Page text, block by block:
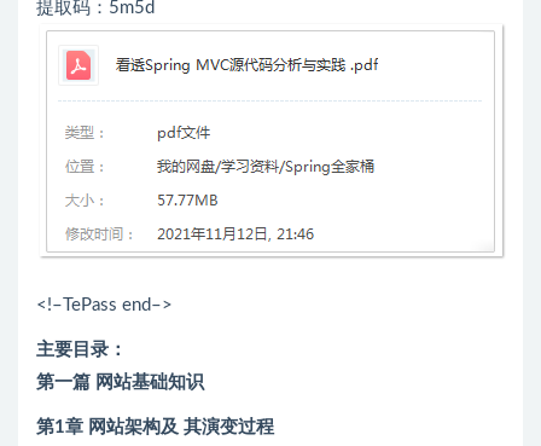
提取码：5m5d
<!–TePass end–>
主要目录：
第一篇 网站基础知识
第1章 网站架构及 其演变过程